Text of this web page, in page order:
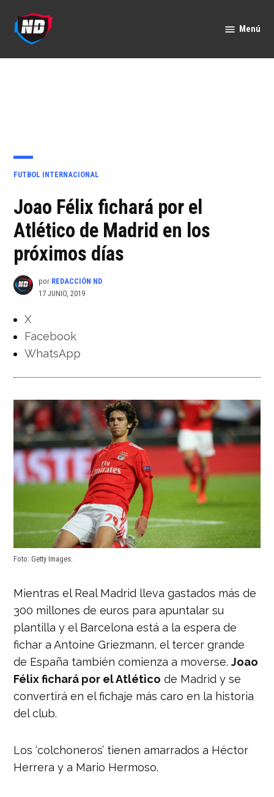
contenido
Menú
PUBLICADO
FUTBOL INTERNACIONAL
Joao Félix fichará por el
Atlético de Madrid en los
próximos días
por REDACCIÓN ND
17 JUNIO, 2019
X
Facebook
WhatsApp
Foto: Getty Images.
Mientras el Real Madrid lleva gastados más de
300 millones de euros para apuntalar su
plantilla y el Barcelona está a la espera de
fichar a Antoine Griezmann, el tercer grande
de España también comienza a moverse.Joao
Félix fichará por el Atlético de Madrid y se
convertirá en el fichaje más caro en la historia
del club.
Los ‘colchoneros’ tienen amarrados a Héctor
Herrera y a Mario Hermoso.